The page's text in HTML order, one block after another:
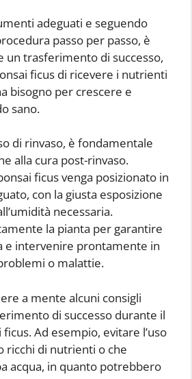
adeguati e seguendo
passo per passo, è
un trasferimento di successo,
ficus di ricevere i nutrienti
bisogno per crescere e
sano.
di rinvaso, è fondamentale
alla cura post-rinvaso.
ficus venga posizionato in
con la giusta esposizione
necessaria.
la pianta per garantire
e intervenire prontamente in
o malattie.
a mente alcuni consigli
di successo durante il
Ad esempio, evitare l’uso
ricchi di nutrienti o che
acqua, in quanto potrebbero